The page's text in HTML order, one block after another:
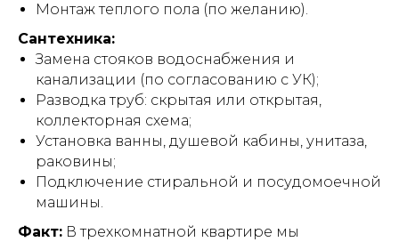
Монтаж теплого пола (по желанию).
Сантехника:
Замена стояков водоснабжения и
канализации (по согласованию с УК);
Разводка труб: скрытая или открытая,
коллекторная схема;
Установка ванны, душевой кабины, унитаза,
раковины;
Подключение стиральной и посудомоечной
машины.
Факт: В трехкомнатной квартире мы